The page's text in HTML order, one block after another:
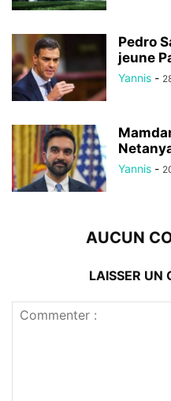
Pedro
jeune
Yannis -
Yannis -
AUCUN
LAISSER UN